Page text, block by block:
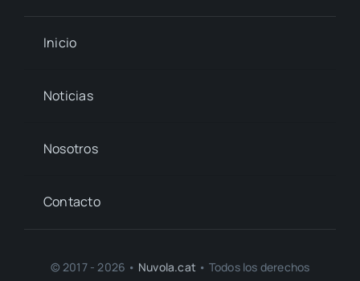
Inicio
Noticias
Nosotros
Contacto
© 2017 - 2026 • Nuvola.cat • Todos los derechos